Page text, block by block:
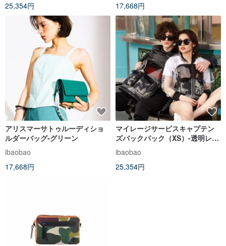
25,354円
17,668円
アリスマーサトゥルーディショ
ルダーバッグ-グリーン
ibaobao
17,668円
マイレージサービスキャプテン
ズバックパック（XS）-透明レン
ダリング（ボディラージ限定宅
配）
ibaobao
25,354円